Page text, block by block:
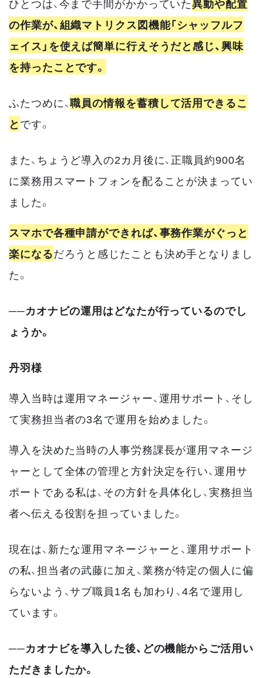
ひとつは、今まで手間がかかっていた異動や配置
の作業が、組織マトリクス図機能「シャッフルフ
ェイス」を使えば簡単に行えそうだと感じ、興味
を持ったことです。
ふたつめに、職員の情報を蓄積して活用できるこ
とです。
また、ちょうど導入の2カ月後に、正職員約900名
に業務用スマートフォンを配ることが決まってい
ました。
スマホで各種申請ができれば、事務作業がぐっと
楽になるだろうと感じたことも決め手となりまし
た。
──カオナビの運用はどなたが行っているのでし
ょうか。
丹羽様
導入当時は運用マネージャー、運用サポート、そし
て実務担当者の3名で運用を始めました。
導入を決めた当時の人事労務課長が運用マネージ
ャーとして全体の管理と方針決定を行い、運用サ
ポートである私は、その方針を具体化し、実務担当
者へ伝える役割を担っていました。
現在は、新たな運用マネージャーと、運用サポート
の私、担当者の武藤に加え、業務が特定の個人に偏
らないよう、サブ職員1名も加わり、4名で運用し
ています。
──カオナビを導入した後、どの機能からご活用い
ただきましたか。